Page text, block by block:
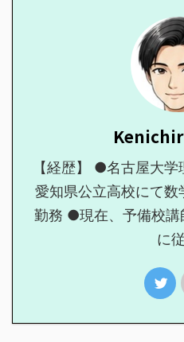
【経歴】 ●名古屋大
愛知県公立高校にて
勤務 ●現在、予備校講
に